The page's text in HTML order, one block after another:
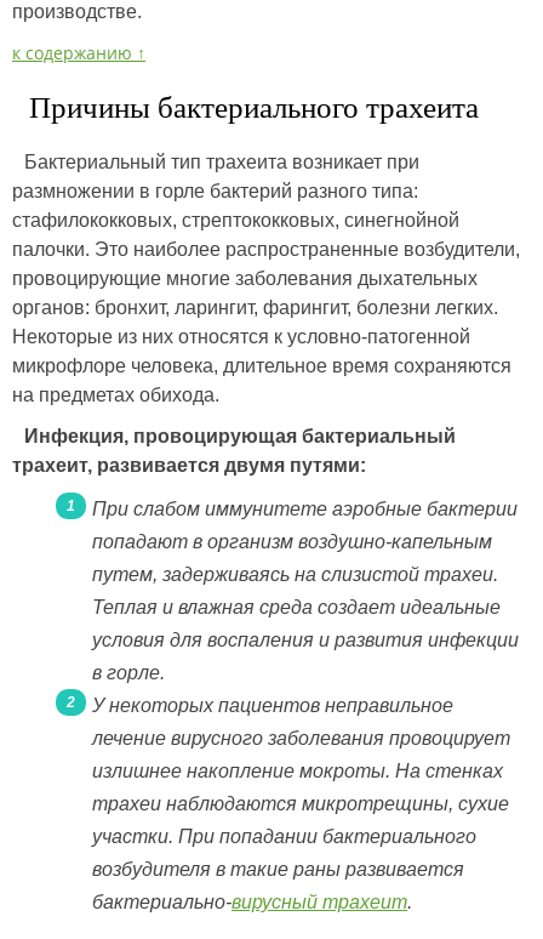
производстве.
к содержанию ↑
Причины бактериального трахеита
Бактериальный тип трахеита возникает при
размножении в горле бактерий разного типа:
стафилококковых, стрептококковых, синегнойной
палочки. Это наиболее распространенные возбудители,
провоцирующие многие заболевания дыхательных
органов: бронхит, ларингит, фарингит, болезни легких.
Некоторые из них относятся к условно-патогенной
микрофлоре человека, длительное время сохраняются
на предметах обихода.
Инфекция, провоцирующая бактериальный
трахеит, развивается двумя путями:
При слабом иммунитете аэробные бактерии
попадают в организм воздушно-капельным
путем, задерживаясь на слизистой трахеи.
Теплая и влажная среда создает идеальные
условия для воспаления и развития инфекции
в горле.
У некоторых пациентов неправильное
лечение вирусного заболевания провоцирует
излишнее накопление мокроты. На стенках
трахеи наблюдаются микротрещины, сухие
участки. При попадании бактериального
возбудителя в такие раны развивается
бактериально-вирусный трахеит.